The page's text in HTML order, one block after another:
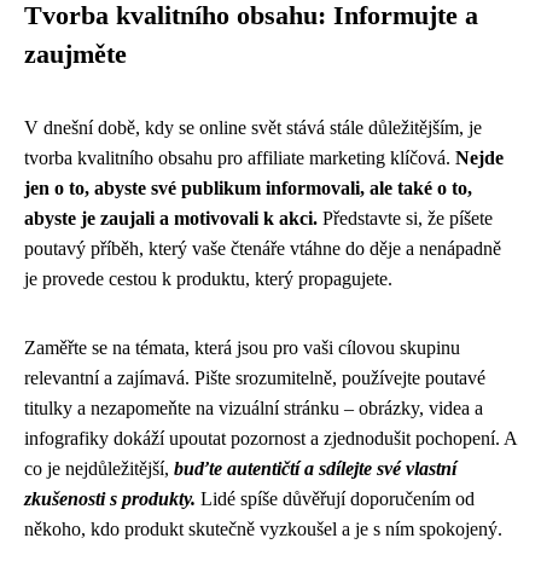
Tvorba kvalitního obsahu: Informujte a
zaujměte
V dnešní době, kdy se online svět stává stále důležitějším, je
tvorba kvalitního obsahu pro affiliate marketing klíčová. Nejde
jen o to, abyste své publikum informovali, ale také o to,
abyste je zaujali a motivovali k akci. Představte si, že píšete
poutavý příběh, který vaše čtenáře vtáhne do děje a nenápadně
je provede cestou k produktu, který propagujete.
Zaměřte se na témata, která jsou pro vaši cílovou skupinu
relevantní a zajímavá. Pište srozumitelně, používejte poutavé
titulky a nezapomeňte na vizuální stránku – obrázky, videa a
infografiky dokáží upoutat pozornost a zjednodušit pochopení. A
co je nejdůležitější, buďte autentičtí a sdílejte své vlastní
zkušenosti s produkty. Lidé spíše důvěřují doporučením od
někoho, kdo produkt skutečně vyzkoušel a je s ním spokojený.